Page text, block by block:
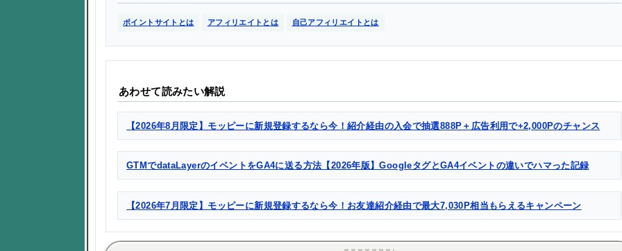
ポイントサイトとは アフィリエイトとは 自己アフィリエイトとは
あわせて読みたい解説
【2026年8月限定】モッピーに新規登録するなら今！紹介経由の入会で抽選888P＋広告利用で+2,000Pのチャンス
GTMでdataLayerのイベントをGA4に送る方法【2026年版】GoogleタグとGA4イベントの違いでハマった記録
【2026年7月限定】モッピーに新規登録するなら今！お友達紹介経由で最大7,030P相当もらえるキャンペーン